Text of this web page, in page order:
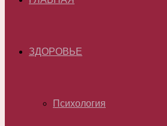
ЗДОРОВЬЕ
Психология